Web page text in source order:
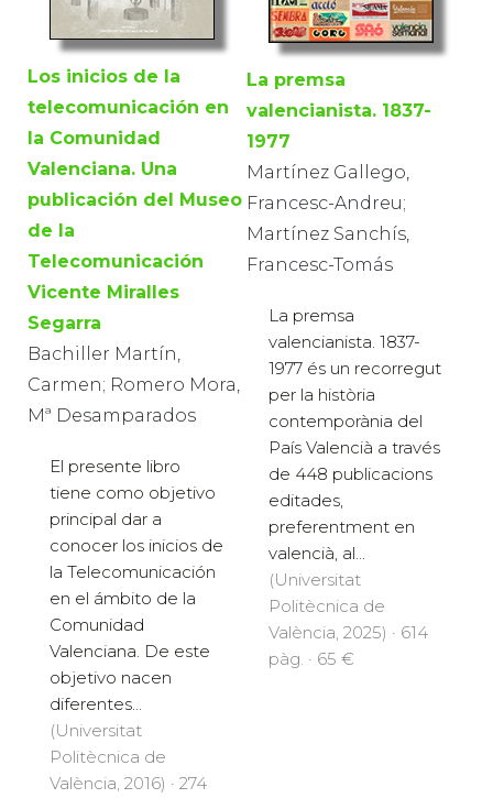
Los inicios de la
telecomunicación en
la Comunidad
Valenciana. Una
publicación del Museo
de la
Telecomunicación
Vicente Miralles
Segarra
Bachiller Martín,
Carmen; Romero Mora,
Mª Desamparados
El presente libro
tiene como objetivo
principal dar a
conocer los inicios de
la Telecomunicación
en el ámbito de la
Comunidad
Valenciana. De este
objetivo nacen
diferentes...
(Universitat
Politècnica de
València, 2016) · 274
La premsa
valencianista. 1837-
1977
Martínez Gallego,
Francesc-Andreu;
Martínez Sanchís,
Francesc-Tomás
La premsa
valencianista. 1837-
1977 és un recorregut
per la història
contemporània del
País Valencià a través
de 448 publicacions
editades,
preferentment en
valencià, al...
(Universitat
Politècnica de
València, 2025) · 614
pàg. · 65 €